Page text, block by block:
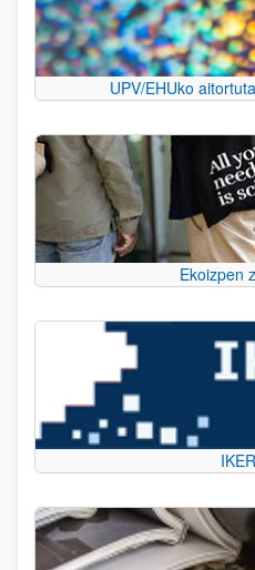
UPV/EHUko
Ekoizpen